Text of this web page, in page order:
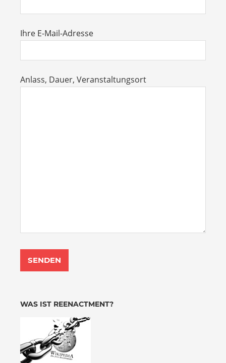
Ihre E-Mail-Adresse
Anlass, Dauer, Veranstaltungsort
WAS IST REENACTMENT?